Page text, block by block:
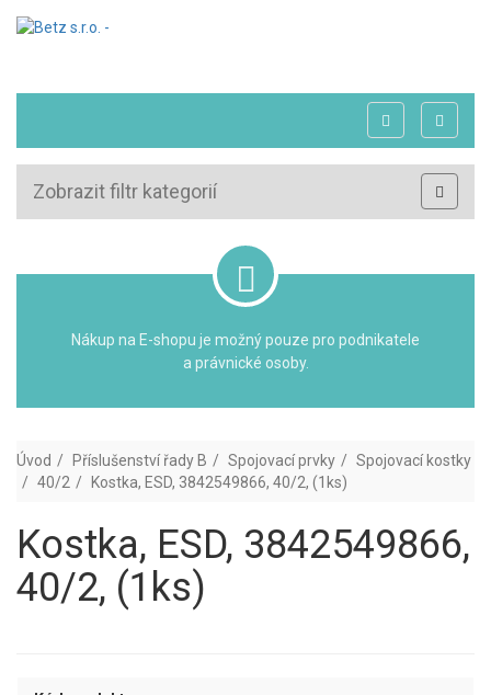
Zobrazit filtr kategorií
Nákup na E-shopu je možný pouze pro podnikatele
a právnické osoby.
Úvod Příslušenství řady B Spojovací prvky
Spojovací kostky
40/2
Kostka, ESD, 3842549866, 40/2, (1ks)
Kostka, ESD, 3842549866,
40/2, (1ks)